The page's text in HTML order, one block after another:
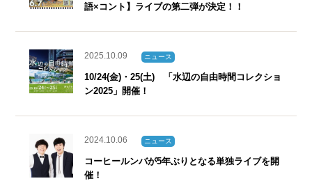
語×コント】ライブの第二弾が決定！！
2025.10.09 ニュース
10/24(金)・25(土) 「水辺の自由時間コレクショ
ン2025」開催！
2024.10.06 ニュース
コーヒールンバが5年ぶりとなる単独ライブを開
催！